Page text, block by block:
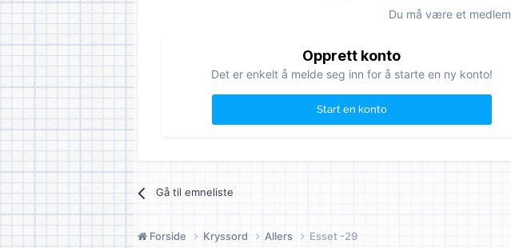
Du må være et
Opprett konto
Det er enkelt å melde seg inn for å starte en ny konto!
Start en konto
Gå til emneliste
Forside Kryssord Allers Esset -29